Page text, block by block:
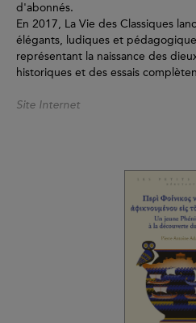
d'abonnés.
En 2017, La Vie des Classiques
élégants, ludiques et
représentant la naissance des
historiques et des essais
Site Internet